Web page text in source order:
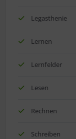
Legasthenie
Lernen
Lernfelder
Lesen
Rechnen
Schreiben